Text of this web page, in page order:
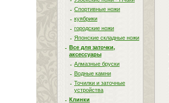
Спортивные ножи
куябрики
городские ножи
Японские складные ножи
Все для заточки,
аксессуары
Алмазные бруски
Водные камни
Точилки и заточные
устройства
Клинки